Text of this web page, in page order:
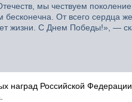
мы чествуем
бесконечна. От всего сердца
жизни. С Днем Победы!», —
наград Российской